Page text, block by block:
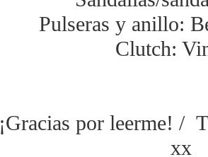
Pulseras y anillo:
Clutch:
¡Gracias por leerme! /
xx